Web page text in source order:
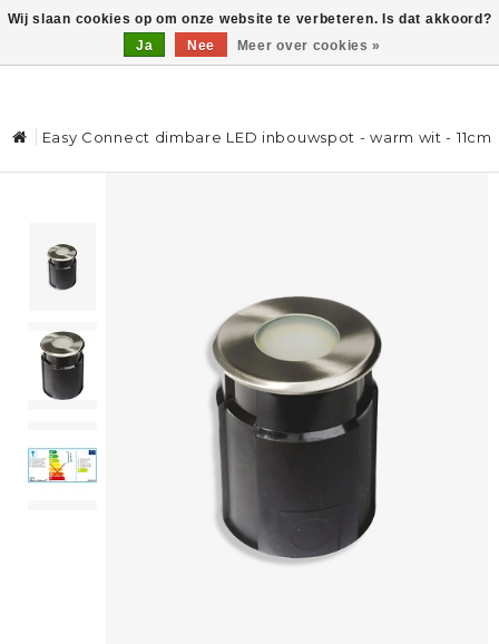
0
Easy Connect dimbare LED inbouwspot - warm wit - 11cm
Wij slaan cookies op om onze website te verbeteren. Is dat akkoord?
Ja
Nee Meer over cookies »